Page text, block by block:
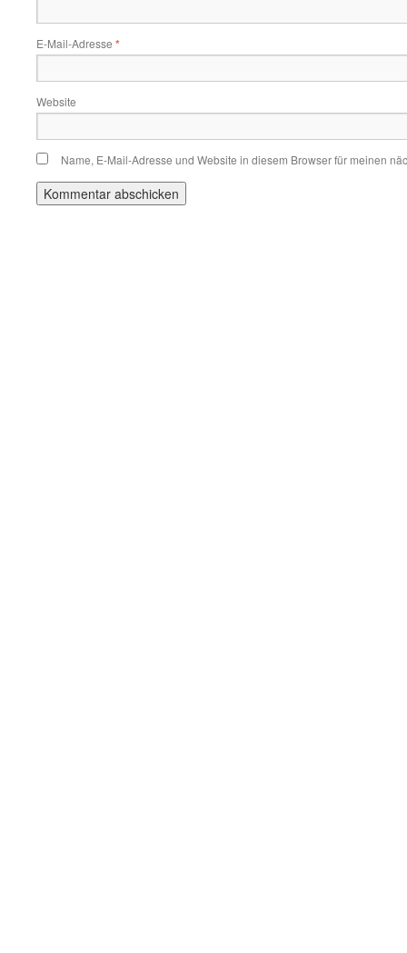
E-Mail-Adresse *
Website
Name, E-Mail-Adresse und Website in diesem Browser für meinen